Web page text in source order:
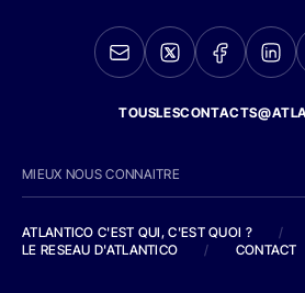
MIEUX NOUS CONNAITRE
ATLANTICO C'EST QUI, C'EST QUOI ?
/
LE RESEAU D'ATLANTICO
/ CONTACT